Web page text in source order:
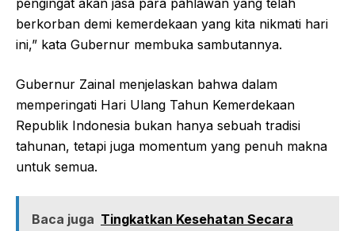
pengingat akan jasa para pahlawan yang telah
berkorban demi kemerdekaan yang kita nikmati hari
ini,” kata Gubernur membuka sambutannya.
Gubernur Zainal menjelaskan bahwa dalam
memperingati Hari Ulang Tahun Kemerdekaan
Republik Indonesia bukan hanya sebuah tradisi
tahunan, tetapi juga momentum yang penuh makna
untuk semua.
Baca juga Tingkatkan Kesehatan Secara